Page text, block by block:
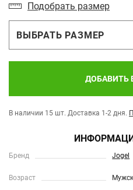
Подобрать размер
ВЫБРАТЬ РАЗМЕР
ДОБАВИТЬ
В наличии 15 шт. Доставка 1-2 дня.
Бренд Jogel
Возраст